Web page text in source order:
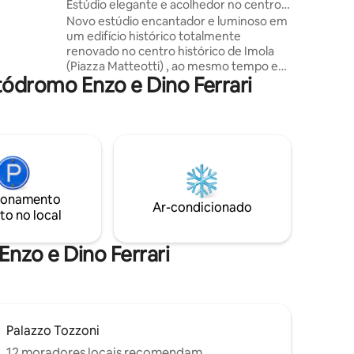
Estúdio elegante e acolhedor no centro
histórico
Novo estúdio encantador e luminoso em
um edifício histórico totalmente
renovado no centro histórico de Imola
(Piazza Matteotti) , ao mesmo tempo em
um beco tranquilo e tranquilo. Nas
imediações, há vagas de estacionamento
e um supermercado. Imposto turístico
de € 1,50 por dia por hóspede, máximo
de 5 dias, diretamente para o Airbnb
Enzo e Dino Ferrari
no local
Ar-condicionado
e Dino Ferrari
Palazzo Tozzoni